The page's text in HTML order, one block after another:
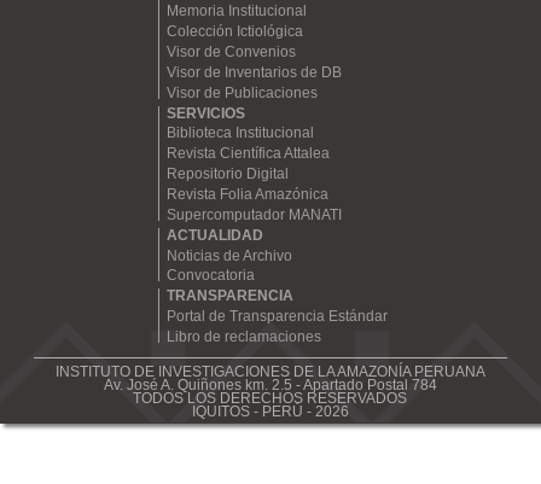
Memoria Institucional
Colección Ictiológica
Visor de Convenios
Visor de Inventarios de DB
Visor de Publicaciones
SERVICIOS
Biblioteca Institucional
Revista Científica Attalea
Repositorio Digital
Revista Folia Amazónica
Supercomputador MANATI
ACTUALIDAD
Noticias de Archivo
Convocatoria
TRANSPARENCIA
Portal de Transparencia Estándar
Libro de reclamaciones
INSTITUTO DE INVESTIGACIONES DE LA AMAZONÍA PERUANA
Av. José A. Quiñones km. 2.5 - Apartado Postal 784
TODOS LOS DERECHOS RESERVADOS
IQUITOS - PERÚ - 2026